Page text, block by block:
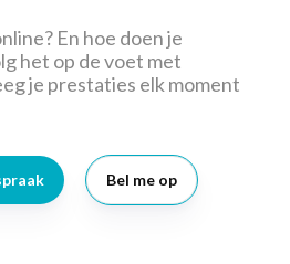
En hoe doen je
het op de voet met
je prestaties elk moment
Bel me op